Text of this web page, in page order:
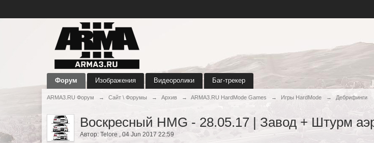
Форум Изображения Видеоролики Баг-трекер
ARMA3.RU Форум → Сайт \ Форумы → Архив → ARMA3.RU HardMode Games → Игры HardMode → Дебрифинги
Воскресный HMG - 28.05.17 | Завод + Штурм
Автор: Telore , 04 Jun 2017 22:59